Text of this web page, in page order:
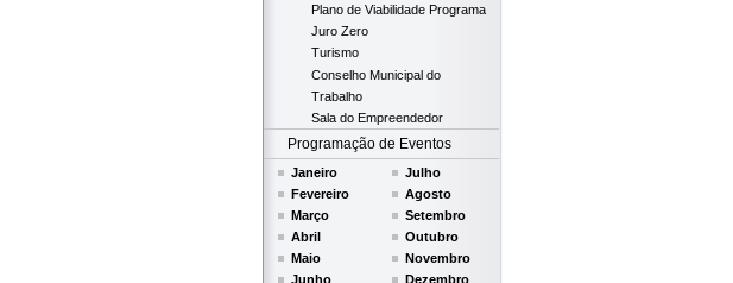
Plano de Viabilidade Programa
Juro Zero
Turismo
Conselho Municipal do
Trabalho
Sala do Empreendedor
Programação de Eventos
Janeiro
Fevereiro
Março
Abril
Maio
Junho
Julho
Agosto
Setembro
Outubro
Novembro
Dezembro